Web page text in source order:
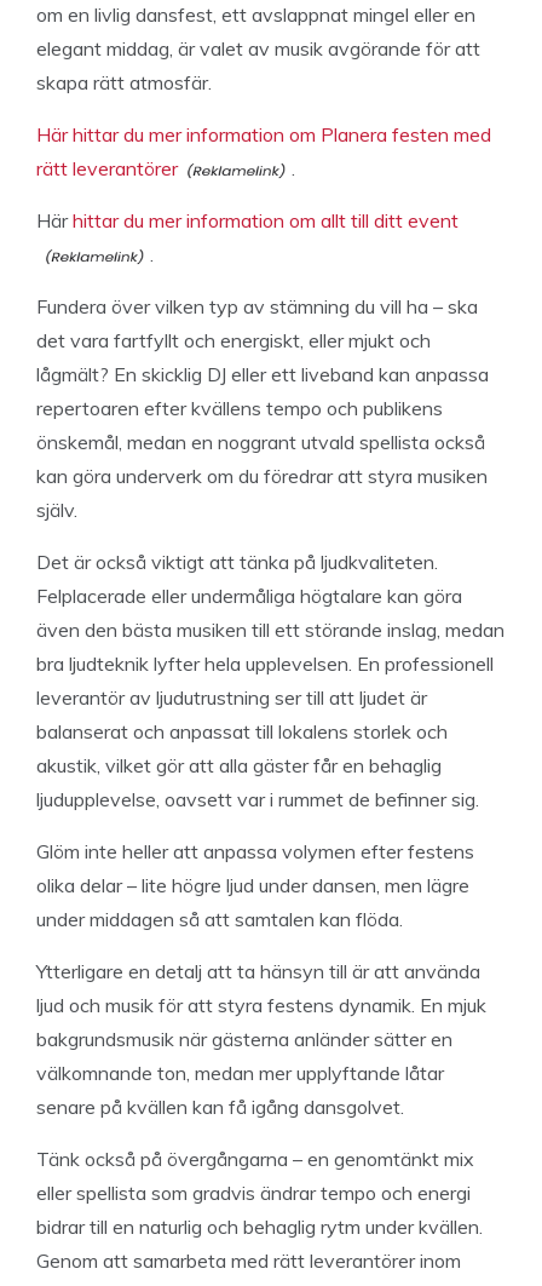
om en livlig dansfest, ett avslappnat mingel eller en
elegant middag, är valet av musik avgörande för att
skapa rätt atmosfär.
Här hittar du mer information om Planera festen med
rätt leverantörer
.
Härhittar du mer information om allt till ditt event
.
Fundera över vilken typ av stämning du vill ha – ska
det vara fartfyllt och energiskt, eller mjukt och
lågmält? En skicklig DJ eller ett liveband kan anpassa
repertoaren efter kvällens tempo och publikens
önskemål, medan en noggrant utvald spellista också
kan göra underverk om du föredrar att styra musiken
själv.
Det är också viktigt att tänka på ljudkvaliteten.
Felplacerade eller undermåliga högtalare kan göra
även den bästa musiken till ett störande inslag, medan
bra ljudteknik lyfter hela upplevelsen. En professionell
leverantör av ljudutrustning ser till att ljudet är
balanserat och anpassat till lokalens storlek och
akustik, vilket gör att alla gäster får en behaglig
ljudupplevelse, oavsett var i rummet de befinner sig.
Glöm inte heller att anpassa volymen efter festens
olika delar – lite högre ljud under dansen, men lägre
under middagen så att samtalen kan flöda.
Ytterligare en detalj att ta hänsyn till är att använda
ljud och musik för att styra festens dynamik. En mjuk
bakgrundsmusik när gästerna anländer sätter en
välkomnande ton, medan mer upplyftande låtar
senare på kvällen kan få igång dansgolvet.
Tänk också på övergångarna – en genomtänkt mix
eller spellista som gradvis ändrar tempo och energi
bidrar till en naturlig och behaglig rytm under kvällen.
Genom att samarbeta med rätt leverantörer inom